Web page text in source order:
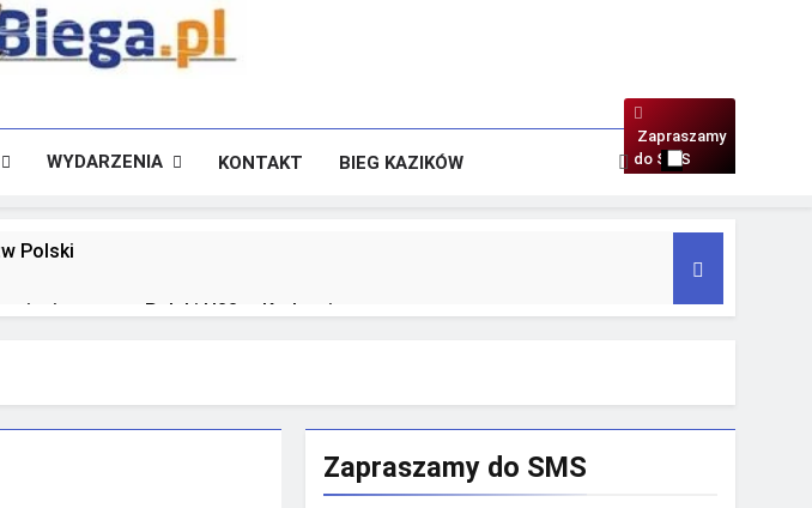
Zapraszamy
do SMS
WYDARZENIA KONTAKT BIEG KAZIKÓW
Polski
mistrzostw Polski U23 w Krakowie
Zapraszamy do SMS